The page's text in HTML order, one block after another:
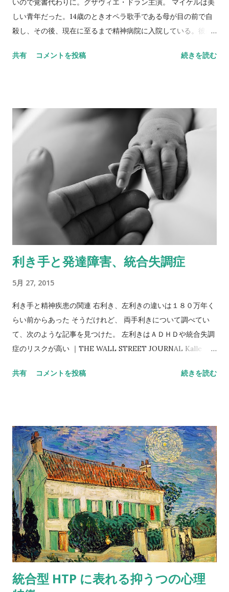
いので覚書代わりに。グザヴィエ・ドラン主演。 マイケルは美
しい青年だった。14歳のときオペラ歌手である母が目の前で自
殺し、その後、現在に至るまで精神病院に入院している。彼は
とに異常なまでの執着を示していた。ある日、彼の担当医であ
ーンは彼に事情を聞くことを試みる。すると、話をする代わり
に、と彼は条件を提示した。 １、僕のカルテを読まないこと。
２、ご褒美にチョコレートをくれることを約束すること。 ３、
看護師長をこの件から外すこと。 グリーンは条件を飲むが、マ
イケルはゾウやオペラについての無駄話で、話をそらすばか
り。 「母を殺した」「ローレンス医師から性的虐待を受けてい
た」など、嘘か本当かわからないようなことをほのめかす。い
つしかグリーンはマイケルの巧妙な罠に取り込まれていっ
た…。 公式サイト エレファント・ソング 「 失踪した精神科医
と、愛を渇望した青年との関係を描いた心理劇」とのことだけ
ど、ここでいう心理劇はサイコドラマではなくて、
共有 コメントを投稿 続きを読む
利き手と発達障害、統合失調症
5月 27, 2015
利き手と精神疾患の関連 右利き、左利きの違いは１８０万年く
らい前からあった そうだけれど、 両手利きについて調べてい
て、次のような記事を見つけた。 左利きはＡＤＨＤや統合失調
症のリスクが高い ｜THE WALL STREET JOURNAL Kalle
あったが、最近ではそういうことはあまり行われなくなったの
響が大きいと考えられている。
共有 コメントを投稿 続きを読む
統合型 HTP に表れる抑うつの心理